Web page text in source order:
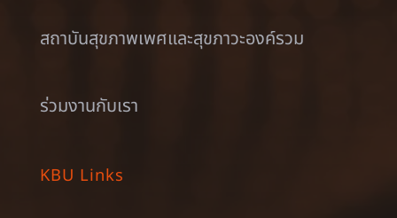
สถาบันสุขภาพเพศและสุขภาวะองค์รวม
ร่วมงานกับเรา
KBU Links